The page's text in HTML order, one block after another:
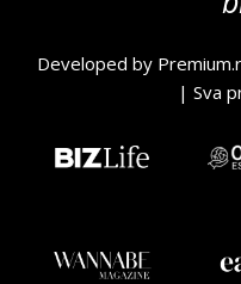
Developed by
| Sva